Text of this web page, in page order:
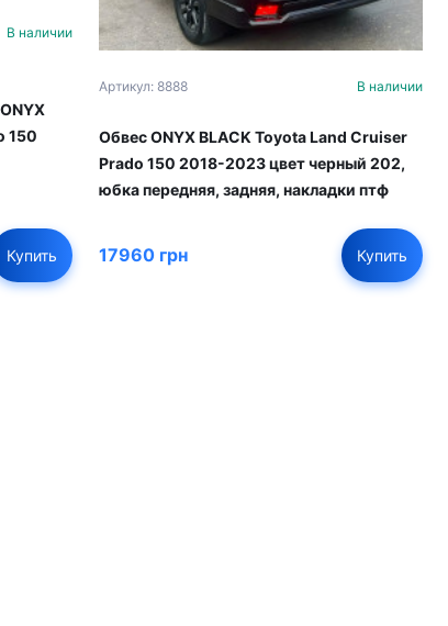
В наличии
150
Купить
Артикул: 8888 В наличии
Обвес ONYX BLACK Toyota Land Cruiser
Prado 150 2018-2023 цвет черный 202,
юбка передняя, задняя, накладки птф
17960 грн Купить